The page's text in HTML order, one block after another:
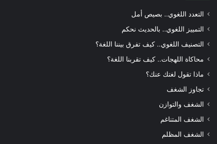
التعدد اللغوي.. بصيص أمل
التمييز اللغوي.. بالحديث نحكم
التصنيف اللغوي.. كيف تفرق بيننا اللغة؟
محاكاة اللهجات.. كيف تقربنا اللغة؟
ماذا تقول لغتك عنك؟
تجاوز الشغف
الشغف والتوازن
الشغف المتناغم
الشغف المظلم